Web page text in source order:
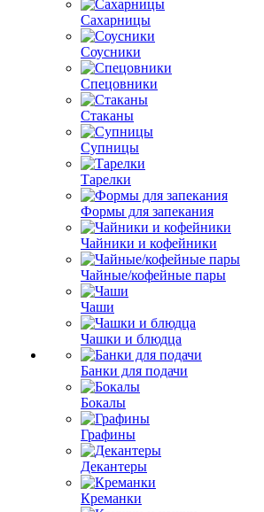
Сахарницы
Соусники
Спецовники
Стаканы
Супницы
Тарелки
Формы для запекания
Чайники и кофейники
Чайные/кофейные пары
Чаши
Чашки и блюдца
Банки для подачи
Бокалы
Графины
Декантеры
Креманки